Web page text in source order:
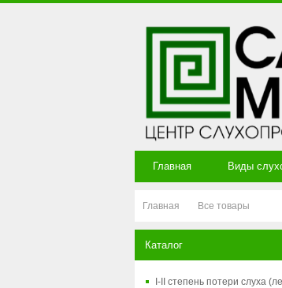
Главная Виды
Главная Все товары
Каталог
I-II степень потери слуха